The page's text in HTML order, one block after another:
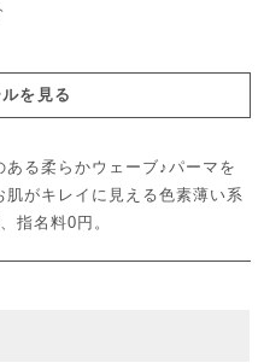
を見る
る柔らかウェーブ♪パーマを
がキレイに見える色素薄い系
指名料0円。